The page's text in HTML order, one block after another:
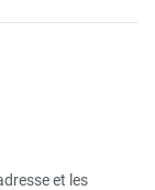
et les